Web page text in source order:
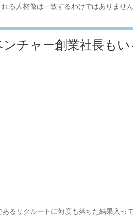
る人材像は一致するわけではありません
チャー創業社長も
るリクルートに何度も落ちた結果入っ